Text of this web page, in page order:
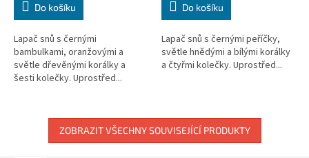
Do košíku
Lapač snů s černými
bambulkami, oranžovými a
světle dřevěnými korálky a
šesti kolečky. Uprostřed...
Do košíku
Lapač snů s černými peříčky,
světle hnědými a bílými korálky
a čtyřmi kolečky. Uprostřed...
ZOBRAZIT VŠECHNY SOUVISEJÍCÍ PRODUKTY